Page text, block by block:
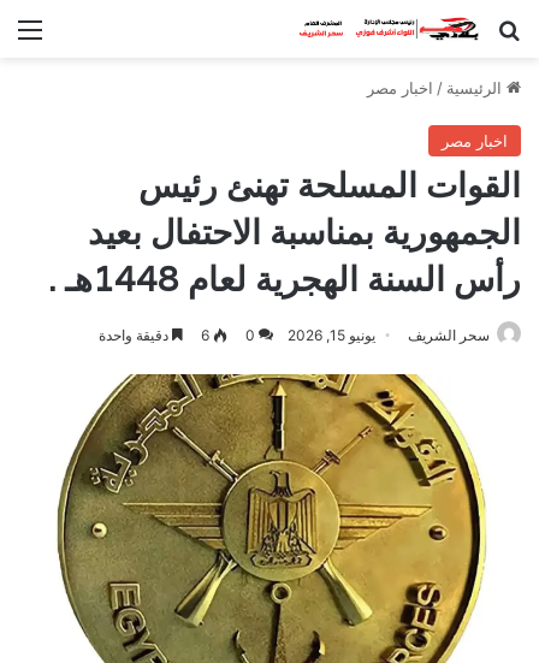
بحث عن
الرئيسية / اخبار مصر
اخبار مصر
القوات المسلحة تهنئ رئيس
الجمهورية بمناسبة الاحتفال بعيد
رأس السنة الهجرية لعام 1448هـ .
سحر الشريف يونيو 15, 2026 0
6 دقيقة واحدة